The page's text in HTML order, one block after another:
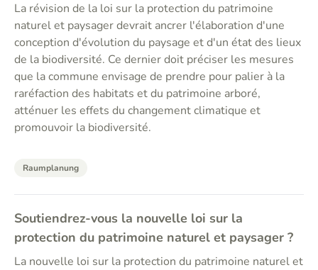
La révision de la loi sur la protection du patrimoine
naturel et paysager devrait ancrer l'élaboration d'une
conception d'évolution du paysage et d'un état des lieux
de la biodiversité. Ce dernier doit préciser les mesures
que la commune envisage de prendre pour palier à la
raréfaction des habitats et du patrimoine arboré,
atténuer les effets du changement climatique et
promouvoir la biodiversité.
Raumplanung
Soutiendrez-vous la nouvelle loi sur la
protection du patrimoine naturel et paysager ?
La nouvelle loi sur la protection du patrimoine naturel et